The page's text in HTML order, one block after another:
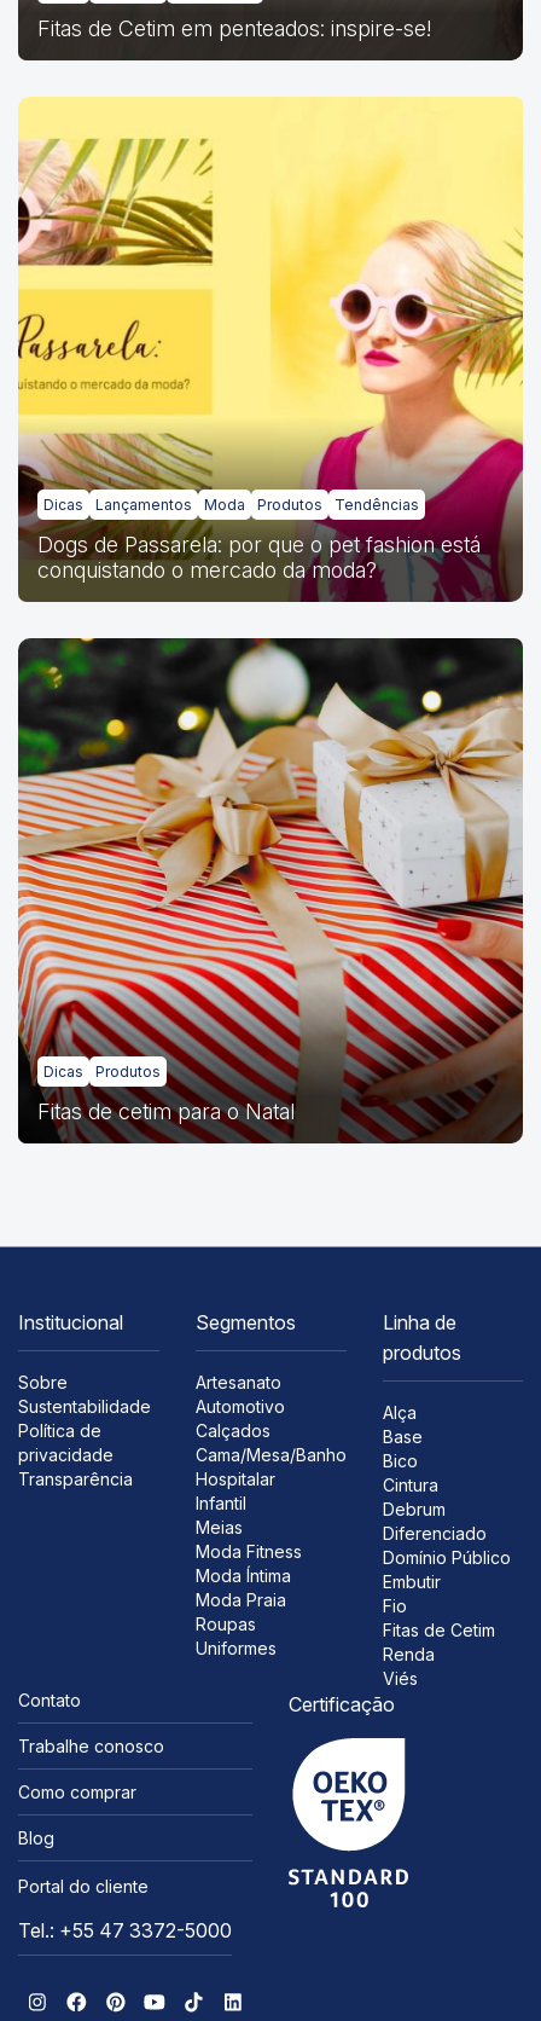
Fitas de Cetim em penteados: inspire-se!
Dicas Lançamentos Moda Produtos Tendências
Dogs de Passarela: por que o pet fashion está
conquistando o mercado da moda?
Dicas Produtos
Fitas de cetim para o Natal
Institucional
Sobre
Sustentabilidade
Política de
privacidade
Transparência
Segmentos
Artesanato
Automotivo
Calçados
Cama/Mesa/Banho
Hospitalar
Infantil
Meias
Moda Fitness
Moda Íntima
Moda Praia
Roupas
Uniformes
Linha de
produtos
Alça
Base
Bico
Cintura
Debrum
Diferenciado
Domínio Público
Embutir
Fio
Fitas de Cetim
Renda
Viés
Contato
Trabalhe conosco
Como comprar
Blog
Portal do cliente
Tel.: +55 47 3372-5000
Certificação